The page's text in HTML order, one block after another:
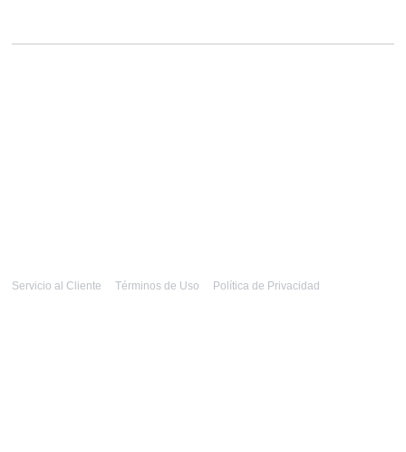
Servicio al Cliente Términos de Uso Política de Privacidad